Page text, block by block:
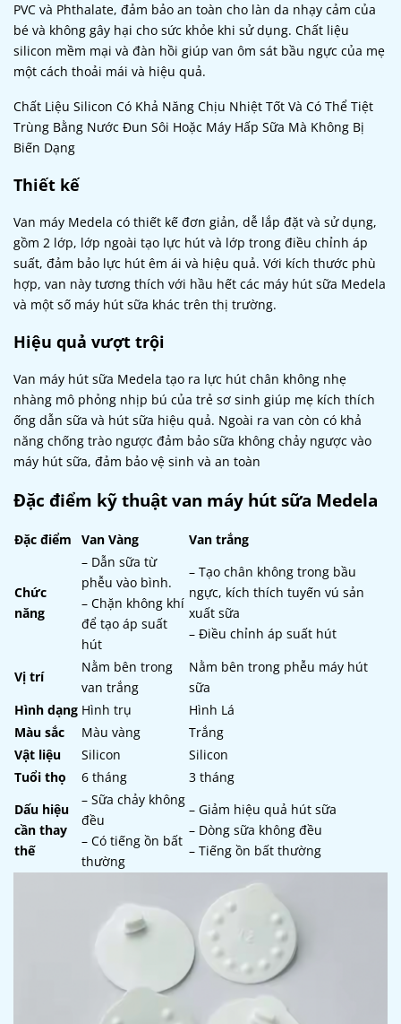
PVC và Phthalate, đảm bảo an toàn cho làn da nhạy cảm của
bé và không gây hại cho sức khỏe khi sử dụng. Chất liệu
silicon mềm mại và đàn hồi giúp van ôm sát bầu ngực của mẹ
một cách thoải mái và hiệu quả.
Chất Liệu Silicon Có Khả Năng Chịu Nhiệt Tốt Và Có Thể Tiệt
Trùng Bằng Nước Đun Sôi Hoặc Máy Hấp Sữa Mà Không Bị
Biến Dạng
Thiết kế
Van máy Medela có thiết kế đơn giản, dễ lắp đặt và sử dụng,
gồm 2 lớp, lớp ngoài tạo lực hút và lớp trong điều chỉnh áp
suất, đảm bảo lực hút êm ái và hiệu quả. Với kích thước phù
hợp, van này tương thích với hầu hết các máy hút sữa Medela
và một số máy hút sữa khác trên thị trường.
Hiệu quả vượt trội
Van máy hút sữa Medela tạo ra lực hút chân không nhẹ
nhàng mô phỏng nhịp bú của trẻ sơ sinh giúp mẹ kích thích
ống dẫn sữa và hút sữa hiệu quả. Ngoài ra van còn có khả
năng chống trào ngược đảm bảo sữa không chảy ngược vào
máy hút sữa, đảm bảo vệ sinh và an toàn
Đặc điểm kỹ thuật van máy hút sữa Medela
Đặc điểm Van Vàng Van trắng
Chức
năng
– Dẫn sữa từ
phễu vào bình.
– Chặn không khí
để tạo áp suất
hút
– Tạo chân không trong bầu
ngực, kích thích tuyến vú sản
xuất sữa
– Điều chỉnh áp suất hút
Vị trí
Nằm bên trong
van trắng
Nằm bên trong phễu máy hút
sữa
Hình dạng Hình trụ
Hình Lá
Màu sắc
Màu vàng
Trắng
Vật liệu
Silicon
Silicon
Tuổi thọ
6 tháng
3 tháng
Dấu hiệu
cần thay
thế
– Sữa chảy không
đều
– Có tiếng ồn bất
thường
– Giảm hiệu quả hút sữa
– Dòng sữa không đều
– Tiếng ồn bất thường